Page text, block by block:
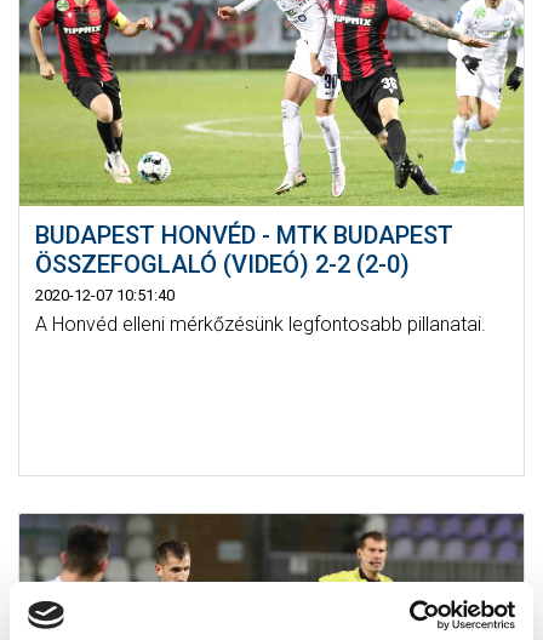
BUDAPEST HONVÉD - MTK BUDAPEST
ÖSSZEFOGLALÓ (VIDEÓ) 2-2 (2-0)
2020-12-07 10:51:40
A Honvéd elleni mérkőzésünk legfontosabb pillanatai.